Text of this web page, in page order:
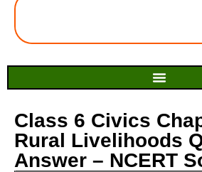
Class 6 Civics
Rural Livelihoods
Answer – NCERT